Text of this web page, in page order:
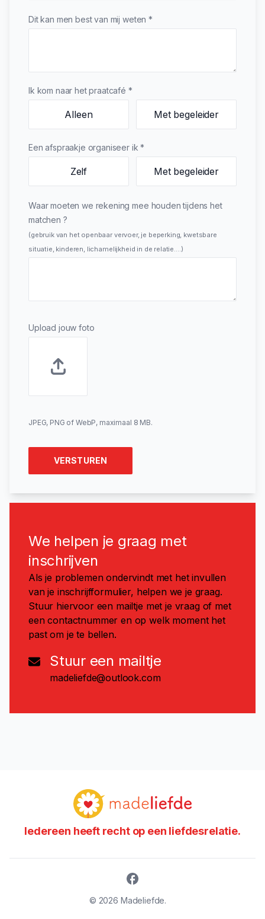
Dit kan men best van mij weten *
Ik kom naar het praatcafé *
Alleen Met begeleider
Een afspraakje organiseer ik *
Zelf Met begeleider
Waar moeten we rekening mee houden tijdens het
matchen ?
(gebruik van het openbaar vervoer, je beperking, kwetsbare
situatie, kinderen, lichamelijkheid in de relatie….)
Upload jouw foto
JPEG, PNG of WebP, maximaal 8 MB.
VERSTUREN
We helpen je graag met
inschrijven
Als je problemen ondervindt met het invullen
van je inschrijfformulier, helpen we je graag.
Stuur hiervoor een mailtje met je vraag of met
een contactnummer en op welk moment het
past om je te bellen.
Stuur een mailtje
madeliefde@outlook.com
Iedereen heeft recht op een liefdesrelatie.
© 2026 Madeliefde.